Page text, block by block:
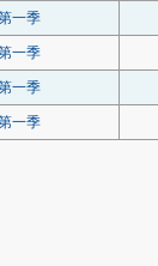
一季
一季
一季
一季